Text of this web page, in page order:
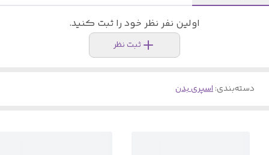
اولین نفر نظر خود را ثبت کنید.
ثبت نظر
دسته‌بندی:اسپری بدن